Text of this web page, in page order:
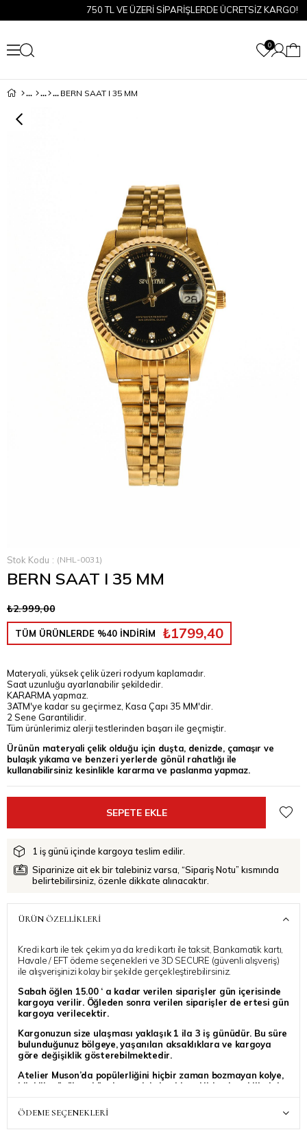
750 TL VE ÜZERİ SİPARİŞLERDE ÜCRETSİZ KARGO!
0
BERN SAAT I 35 MM
Stok Kodu (NHL-0031)
BERN SAAT I 35 MM
₺2.999,00
TÜM ÜRÜNLERDE %40 İNDİRİM ₺1799,40
Materyali, yüksek çelik üzeri rodyum kaplamadır.
Saat uzunluğu ayarlanabilir şekildedir.
KARARMA yapmaz.
3ATM'ye kadar su geçirmez, Kasa Çapı 35 MM'dir.
2 Sene Garantilidir.
Tüm ürünlerimiz alerji testlerinden başarı ile geçmiştir.
Ürünün materyali çelik olduğu için duşta, denizde, çamaşır ve
bulaşık yıkama ve benzeri yerlerde gönül rahatlığı ile
kullanabilirsiniz kesinlikle kararma ve paslanma yapmaz.
1 iş günü içinde kargoya teslim edilir.
Siparinize ait ek bir talebiniz varsa, “Sipariş Notu” kısmında
belirtebilirsiniz, özenle dikkate alınacaktır.
ÜRÜN ÖZELLIKLERI
Kredi kartı ile tek çekim ya da kredi kartı ile taksit, Bankamatik kartı,
Havale / EFT ödeme seçenekleri ve 3D SECURE (güvenli alışveriş)
ile alışverişinizi kolay bir şekilde gerçekleştirebilirsiniz.
Sabah öğlen 15.00 ‘ a kadar verilen siparişler gün içerisinde
kargoya verilir. Öğleden sonra verilen siparişler de ertesi gün
kargoya verilecektir.
Kargonuzun size ulaşması yaklaşık 1 ila 3 iş günüdür. Bu süre
bulunduğunuz bölgeye, yaşanılan aksaklıklara ve kargoya
göre değişiklik gösterebilmektedir.
Atelier Muson’da popülerliğini hiçbir zaman bozmayan kolye,
bileklik, yüzük ve küpelere çok kolay bir şekilde ulaşabilirsiniz.
Stiline Işıl Kat
ÖDEME SEÇENEKLERI